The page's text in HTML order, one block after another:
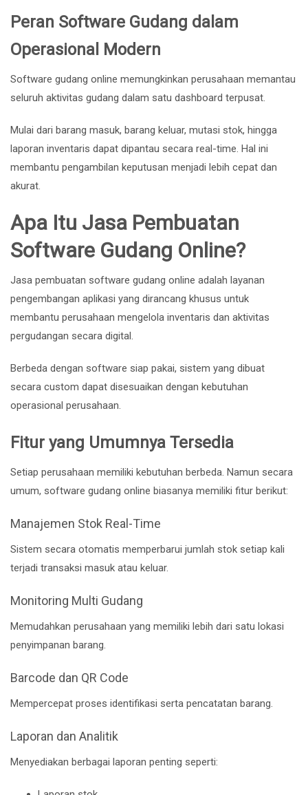
Peran Software Gudang dalam
Operasional Modern
Software gudang online memungkinkan perusahaan memantau
seluruh aktivitas gudang dalam satu dashboard terpusat.
Mulai dari barang masuk, barang keluar, mutasi stok, hingga
laporan inventaris dapat dipantau secara real-time. Hal ini
membantu pengambilan keputusan menjadi lebih cepat dan
akurat.
Apa Itu Jasa Pembuatan
Software Gudang Online?
Jasa pembuatan software gudang online adalah layanan
pengembangan aplikasi yang dirancang khusus untuk
membantu perusahaan mengelola inventaris dan aktivitas
pergudangan secara digital.
Berbeda dengan software siap pakai, sistem yang dibuat
secara custom dapat disesuaikan dengan kebutuhan
operasional perusahaan.
Fitur yang Umumnya Tersedia
Setiap perusahaan memiliki kebutuhan berbeda. Namun secara
umum, software gudang online biasanya memiliki fitur berikut:
Manajemen Stok Real-Time
Sistem secara otomatis memperbarui jumlah stok setiap kali
terjadi transaksi masuk atau keluar.
Monitoring Multi Gudang
Memudahkan perusahaan yang memiliki lebih dari satu lokasi
penyimpanan barang.
Barcode dan QR Code
Mempercepat proses identifikasi serta pencatatan barang.
Laporan dan Analitik
Menyediakan berbagai laporan penting seperti: